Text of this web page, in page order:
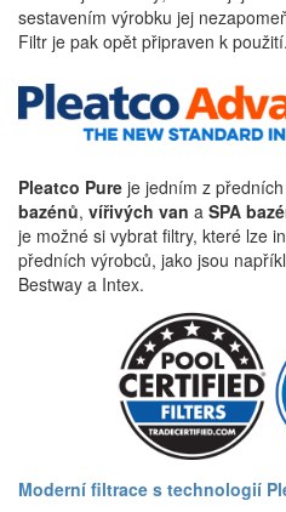
sestavením výrobku jej
Filtr je pak opět připraven k použití.
Pleatco Pure je jedním z
bazénů, vířivých van a SPA
je možné si vybrat filtry, které lze
předních výrobců, jako jsou
Bestway a Intex.
Moderní filtrace s technologií